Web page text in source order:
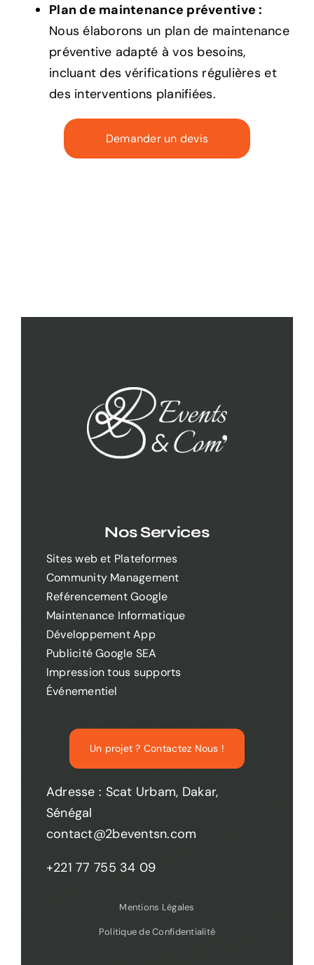
Plan de maintenance préventive :
Nous élaborons un plan de maintenance
préventive adapté à vos besoins,
incluant des vérifications régulières et
des interventions planifiées.
Demander un devis
Nos Services
Sites web et Plateformes
Community Management
Reférencement Google
Maintenance Informatique
Développement App
Publicité Google SEA
Impression tous supports
Événementiel
Un projet ? Contactez Nous !
Adresse : Scat Urbam, Dakar,
Sénégal
contact@2beventsn.com
+221 77 755 34 09
Mentions Légales
Politique de Confidentialité